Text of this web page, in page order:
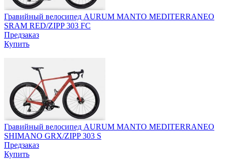
Гравийный велосипед AURUM MANTO MEDITERRANEO
SRAM RED/ZIPP 303 FC
Предзаказ
Купить
Гравийный велосипед AURUM MANTO MEDITERRANEO
SHIMANO GRX/ZIPP 303 S
Предзаказ
Купить